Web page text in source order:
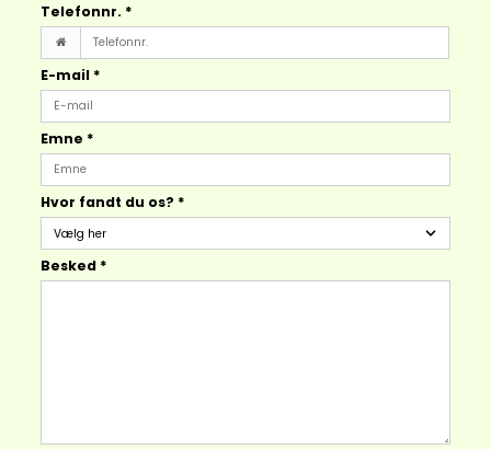
Telefonnr. *
E-mail *
Emne *
Hvor fandt du os? *
Besked *